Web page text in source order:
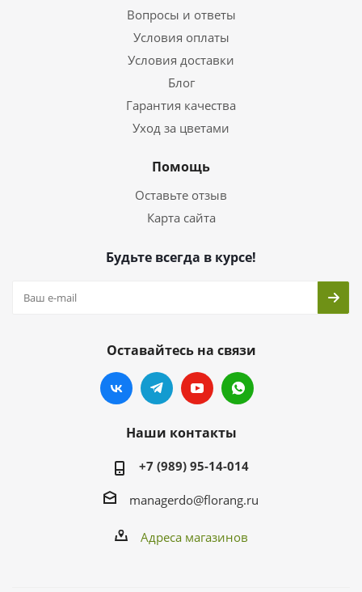
Вопросы и ответы
Условия оплаты
Условия доставки
Блог
Гарантия качества
Уход за цветами
Помощь
Оставьте отзыв
Карта сайта
Будьте всегда в курсе!
Оставайтесь на связи
Наши контакты
+7 (989) 95-14-014
managerdo@florang.ru
Адреса магазинов